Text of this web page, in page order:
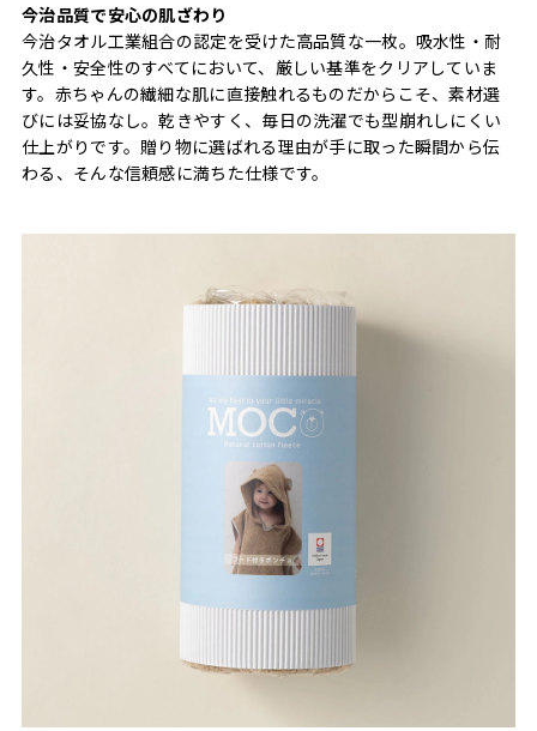
今治品質で安心の肌ざわり
今治タオル工業組合の認定を受けた高品質な一枚。吸水性・耐
久性・安全性のすべてにおいて、厳しい基準をクリアしていま
す。赤ちゃんの繊細な肌に直接触れるものだからこそ、素材選
びには妥協なし。乾きやすく、毎日の洗濯でも型崩れしにくい
仕上がりです。贈り物に選ばれる理由が手に取った瞬間から伝
わる、そんな信頼感に満ちた仕様です。